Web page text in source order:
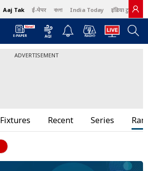
Aaj Tak ई-पेपर বাংলা India Today इंडिया टुडे हिंदी
ADVERTISEMENT
Fixtures Recent Series